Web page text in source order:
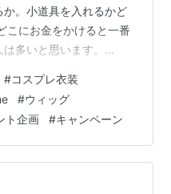
。小道具を入れるかど
こにお金をかけると一番
多いと思います。
スプレ衣装だけでな
も使えるため、これか
装を整えたい人にも使
ゼントキャンペーン 7月
円分のクーポンが当た
#コスプレ衣装
#ウィッグ
ト企画 #キャンペーン